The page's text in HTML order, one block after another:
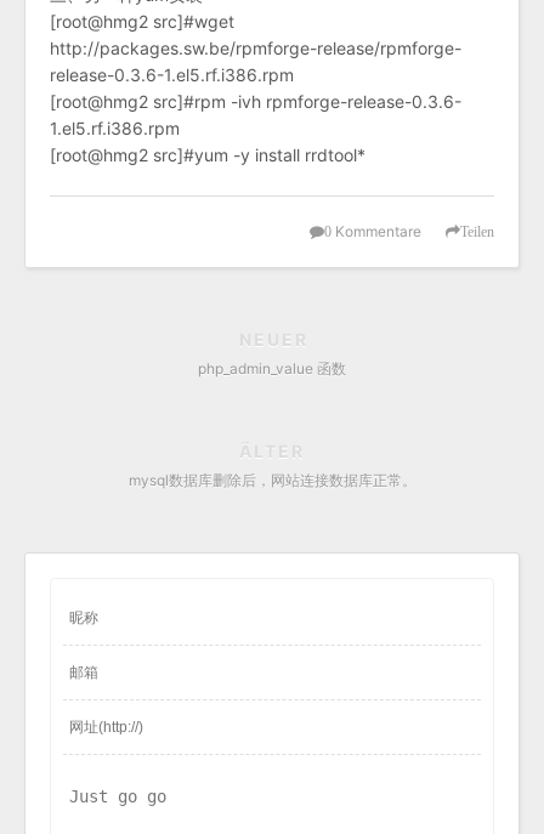
[root@hmg2 src]#wget
http://packages.sw.be/rpmforge-release/rpmforge-
release-0.3.6-1.el5.rf.i386.rpm
[root@hmg2 src]#rpm -ivh rpmforge-release-0.3.6-
1.el5.rf.i386.rpm
[root@hmg2 src]#yum -y install rrdtool*
Teilen
0 Kommentare
NEUER
php_admin_value 函数
ÄLTER
mysql数据库删除后，网站连接数据库正常。